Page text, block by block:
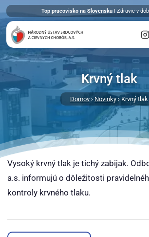
Top pracovisko na Slovensku| Zdravie v
Krvný tlak
Domov › Novinky› Krvný tlak
Vysoký krvný tlak je tichý zabijak.
a.s. informujú o dôležitosti
kontroly krvného tlaku.